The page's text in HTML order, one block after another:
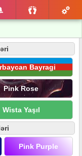
Bayragi
Pink Rose
Wista Yaşıl
Pink Purple